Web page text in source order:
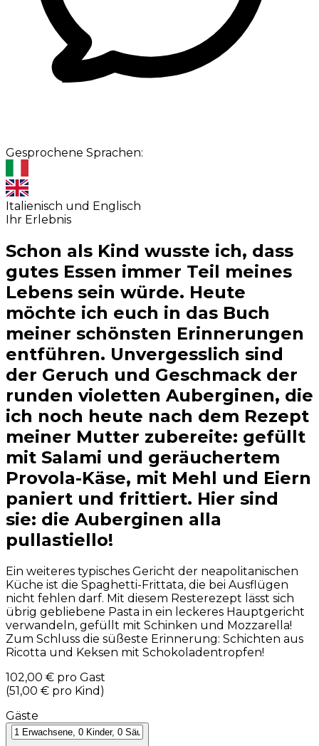
Gesprochene Sprachen:
Italienisch und Englisch
Ihr Erlebnis
Schon als Kind wusste ich, dass
gutes Essen immer Teil meines
Lebens sein würde. Heute
möchte ich euch in das Buch
meiner schönsten Erinnerungen
entführen. Unvergesslich sind
der Geruch und Geschmack der
runden violetten Auberginen, die
ich noch heute nach dem Rezept
meiner Mutter zubereite: gefüllt
mit Salami und geräuchertem
Provola-Käse, mit Mehl und Eiern
paniert und frittiert. Hier sind
sie: die Auberginen alla
pullastiello!
Ein weiteres typisches Gericht der neapolitanischen
Küche ist die Spaghetti-Frittata, die bei Ausflügen
nicht fehlen darf. Mit diesem Resterezept lässt sich
übrig gebliebene Pasta in ein leckeres Hauptgericht
verwandeln, gefüllt mit Schinken und Mozzarella!
Zum Schluss die süßeste Erinnerung: Schichten aus
Ricotta und Keksen mit Schokoladentropfen!
102,00 € pro Gast
(51,00 € pro Kind )
Gäste